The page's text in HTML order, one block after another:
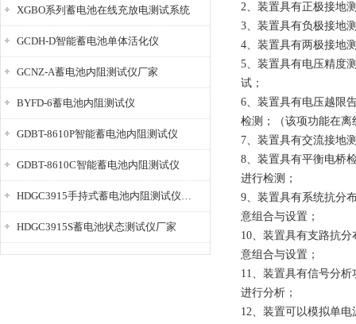
XGBO系列蓄电池在线充放电测试系统
GCDH-D智能蓄电池单体活化仪
GCNZ-A蓄电池内阻测试仪厂家
BYFD-6蓄电池内阻测试仪
GDBT-8610P智能蓄电池内阻测试仪
GDBT-8610C智能蓄电池内阻测试仪
HDGC3915手持式蓄电池内阻测试仪厂家
HDGC3915S蓄电池状态测试仪厂家
2、装置具有正极接地
3、装置具有负极接地
4、装置具有两极接地
5、装置具有电压精度
试；
6、装置具有电压越限
检测；（该项功能在离
7、装置具有交流接地
8、装置具有平衡电桥
进行检测；
9、装置具有系统抗分
意组合与设置；
10、装置具有支路抗
意组合与设置；
11、装置具有信号分
进行分析；
12、装置可以模拟单